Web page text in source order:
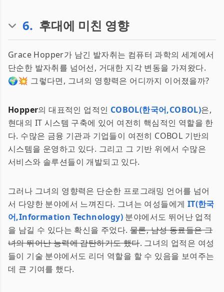
6. 후대에 미친 영향
Grace Hopper가 남긴 발자취는 컴퓨터 과학의 세계에서
단순한 발자취를 넘어선, 거대한 지각 변동을 가져왔다.
🌍💥 그렇다면, 그녀의 영향력은 어디까지 이어졌을까?
Hopper의 대표적인 업적인 COBOL(한국어,COBOL)은,
현대의 IT 시스템 구축에 있어 여전히 핵심적인 역할을 한
다. 수많은 금융 기관과 기업들이 여전히 COBOL 기반의
시스템을 운영하고 있다. 그리고 그 기반 위에서 수많은
서비스와 솔루션들이 개발되고 있다.
그러나 그녀의 영향력은 단순한 프로그래밍 언어를 넘어
서 다양한 분야에서 느껴진다. 그녀는 여성들에게 IT(한국
어,Information Technology) 분야에서도 뛰어난 업적
을 남길 수 있다는 확신을 주었다. 물론, 남성 동료들은 그
녀의 뛰어난 능력에 감탄하기도 했다. 그녀의 업적은 여성
들이 기술 분야에서도 리더 역할을 할 수 있음을 보여주는
데 큰 기여를 했다.